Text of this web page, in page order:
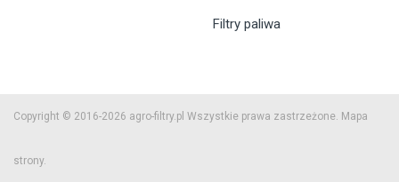
Filtry paliwa
Copyright © 2016-2026 agro-filtry.pl Wszystkie prawa zastrzeżone. Mapa
strony.